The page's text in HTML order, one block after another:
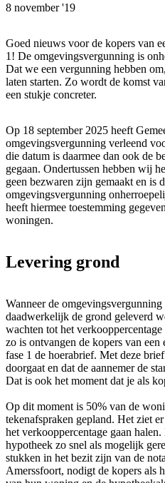
8 november '19
Goed nieuws voor de kopers van
1! De omgevingsvergunning is onherroepelijk. Wat houdt dat in?
Dat we een vergunning hebben om, als we zover zijn, de bouw te
laten starten. Zo wordt de komst van jouw nieuwe
een stukje concreter.
Op 18 september 2025 heeft
omgevingsvergunning verleend voor Het Landgoed
die datum is daarmee dan ook de
gegaan. Ondertussen hebben wij
geen bezwaren zijn gemaakt en is daarmee de
omgevingsvergunning onherroepelijk
heeft hiermee toestemming
woningen.
Levering grond
Wanneer de
daadwerkelijk de grond geleverd worden. Het is nu alleen nog
wachten tot het verkooppercentage van 70% is
zo is ontvangen de kopers van
fase 1 de hoerabrief. Met deze
doorgaat en dat de aannemer de start bouw kan gaan voorbereiden.
Dat
Op dit moment is 50% van de woningen verkocht en er
tekenafspraken gepland. Het ziet er dus
het verkooppercentage gaan
hypotheek zo snel als mogelijk
stukken in het bezit zijn van de notaris. De notaris, VBC notarissen
Amerssfoort, nodigt de kopers als het zover is uit voor de overdracht